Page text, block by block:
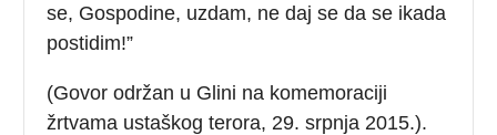
se, Gospodine, uzdam, ne daj se da se ikada
postidim!”
(Govor održan u Glini na komemoraciji
žrtvama ustaškog terora, 29. srpnja 2015.).